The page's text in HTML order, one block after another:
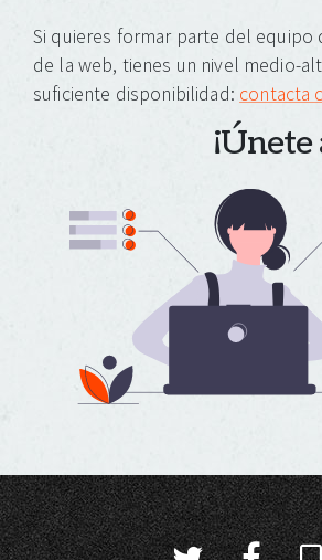
Si quieres formar parte del equipo
de la web, tienes un nivel medio-
suficiente disponibilidad: contacta